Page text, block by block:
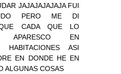
JAJAJAJAJAJA FUI
PERO ME DI
CADA QUE LO
APARESCO EN
HABITACIONES ASI
EN DONDE HE EN
ALGUNAS COSAS